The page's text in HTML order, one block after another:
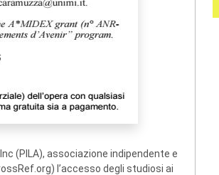
(PILA), associazione indipendente e
l’accesso degli studiosi ai